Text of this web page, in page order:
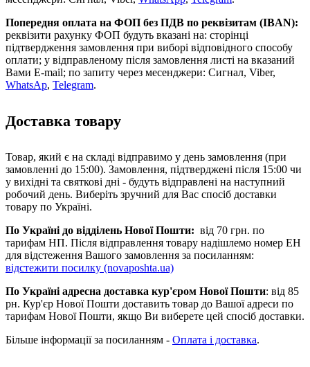
Попередня оплата на ФОП без ПДВ по реквізитам (IBAN):
реквізити рахунку ФОП будуть вказані на: сторінці
підтвердження замовлення при виборі відповідного способу
оплати; у відправленому після замовлення листі на вказаний
Вами E-mail; по запиту через месенджери: Сигнал, Viber,
WhatsAp, Telegram.
Доставка товару
Товар, який є на складі відправимо у день замовлення (при
замовленні до 15:00). Замовлення, підтверджені після 15:00 чи
у вихідні та святкові дні - будуть відправлені на наступний
робочий день. Виберіть зручний для Вас спосіб доставки
товару по Україні.
По Україні до відділень Нової Пошти: від 70 грн. по
тарифам НП. Після відправлення товару надішлемо номер ЕН
для відстеження Вашого замовлення за посиланням:
відстежити посилку (novaposhta.ua)
По Україні адресна доставка кур'єром Нової Пошти: від 85
рн. Кур'єр Нової Пошти доставить товар до Вашої адреси по
тарифам Нової Пошти, якщо Ви виберете цей спосіб доставки.
Більше інформації за посиланням - Оплата і доставка.